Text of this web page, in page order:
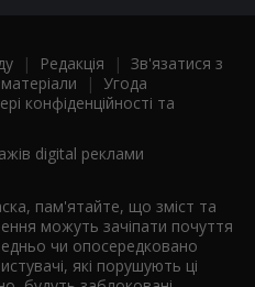
| Редакція | Зв'язатися з
| Угода
конфіденційності та
digital реклами
пам'ятайте, що зміст та
можуть зачіпати почуття
чи опосередковано
які порушують ці